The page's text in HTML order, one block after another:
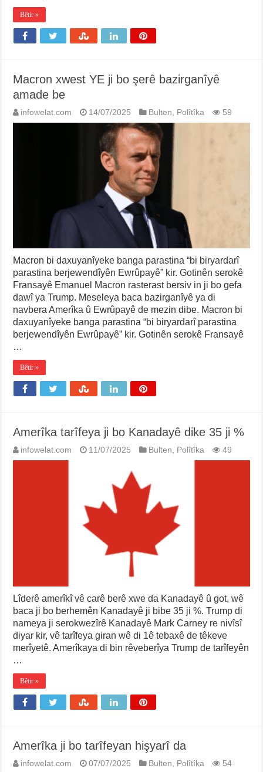
Bêtir »
Macron xwest YE ji bo şerê bazirganîyê
amade be
infowelat.com 14/07/2025 Bulten Polîtîka 59
Macron bi daxuyanîyeke banga parastina “bi biryardarî
parastina berjewendîyên Ewrûpayê” kir. Gotinên serokê
Fransayê Emanuel Macron rasterast bersiv in ji bo gefa
dawî ya Trump. Meseleya baca bazirganîyê ya di
navbera Amerîka û Ewrûpayê de mezin dibe. Macron bi
daxuyanîyeke banga parastina “bi biryardarî parastina
berjewendîyên Ewrûpayê” kir. Gotinên serokê Fransayê
…
Bêtir »
Amerîka tarîfeya ji bo Kanadayê dike 35 ji %
infowelat.com 11/07/2025 Bulten, Polîtîka 49
Lîderê amerîkî vê carê berê xwe da Kanadayê û got, wê
baca ji bo berhemên Kanadayê ji bibe 35 ji %. Trump di
nameya ji serokwezîrê Kanadayê Mark Carney re nivîsî
diyar kir, vê tarîfeya giran wê di 1ê tebaxê de têkeve
merîyetê. Amerîkaya di bin rêveberîya Trump de tarîfeyên
…
Bêtir »
Amerîka ji bo tarîfeyan hişyarî da
infowelat.com 07/07/2025 Bulten, Polîtîka 54